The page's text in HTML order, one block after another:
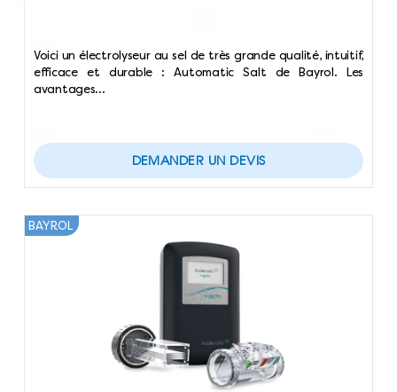
Voici un électrolyseur au sel de très grande qualité, intuitif,
efficace et durable : Automatic Salt de Bayrol. Les
avantages…
DEMANDER UN DEVIS
BAYROL